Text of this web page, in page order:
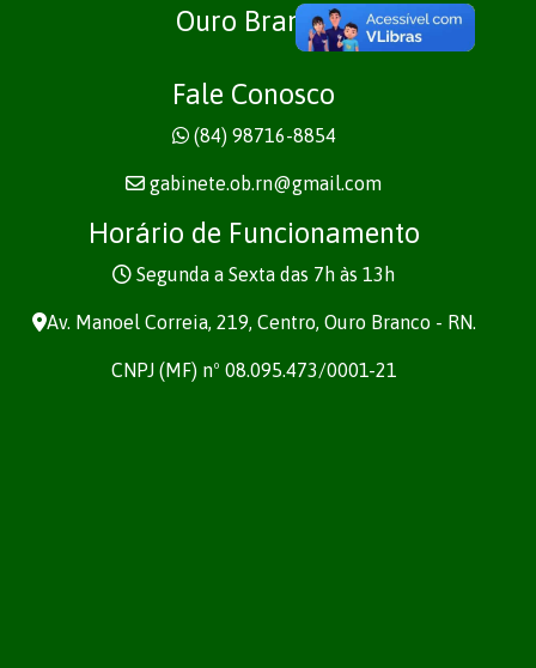
Ouro Branco
Fale Conosco
(84) 98716-8854
gabinete.ob.rn@gmail.com
Horário de Funcionamento
Segunda a Sexta das 7h às 13h
Av. Manoel Correia, 219, Centro, Ouro Branco - RN.
CNPJ (MF) nº 08.095.473/0001-21